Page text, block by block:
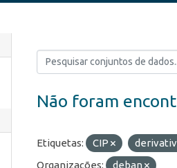
Não foram
Etiquetas: CIP
Organizações:
deban